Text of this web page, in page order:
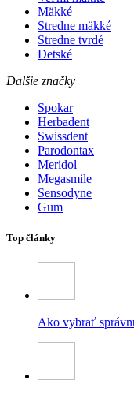
Mäkké
Stredne mäkké
Stredne tvrdé
Detské
Dalšie značky
Spokar
Herbadent
Swissdent
Parodontax
Meridol
Megasmile
Sensodyne
Gum
Top články
Ako vybrať